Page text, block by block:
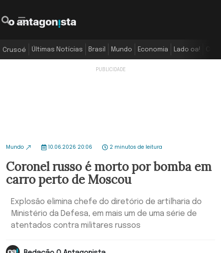
Crusoé Últimas Notícias Brasil Mundo Economia Lado oa!
Mundo 10.06.2026 20:06 2 minutos de leitura
Coronel russo é morto por bomba em
carro perto de Moscou
Explosão elimina chefe do diretório de artilharia do
Ministério da Defesa, em mais um de uma série de
atentados contra militares russos